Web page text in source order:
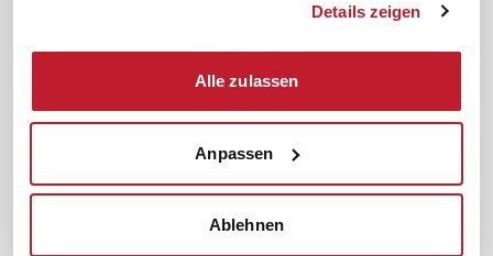
Details zeigen
Alle zulassen
Anpassen
Ablehnen
Betriebsräten GmbH & Co. KG
© 2026
Cookiebot Impressum